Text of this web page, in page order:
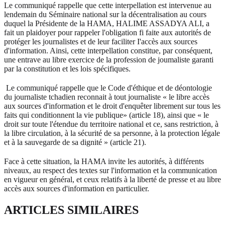
Le communiqué rappelle que cette interpellation est intervenue au
lendemain du Séminaire national sur la décentralisation au cours
duquel la Présidente de la HAMA, HALIME ASSADYA ALI, a
fait un plaidoyer pour rappeler l'obligation fi faite aux autorités de
protéger les journalistes et de leur faciliter I'accès aux sources
d'information. Ainsi, cette interpellation constitue, par conséquent,
une entrave au libre exercice de la profession de joumaliste garanti
par la constitution et les lois spécifiques.
Le communiqué rappelle que le Code d'éthique et de déontologie
du journaliste tchadien reconnait à tout journaliste « le libre accès
aux sources d'information et le droit d'enquêter librement sur tous les
faits qui conditionnent la vie publique» (article 18), ainsi que « le
droit sur toute l'étendue du territoire national et ce, sans restriction, à
la libre circulation, à la sécurité de sa personne, à la protection légale
et à la sauvegarde de sa dignité » (article 21).
Face à cette situation, la HAMA invite les autorités, à différents
niveaux, au respect des textes sur l'information et la communication
en vigueur en général, et ceux relatifs à la liberté de presse et au libre
accès aux sources d'information en particulier.
ARTICLES SIMILAIRES